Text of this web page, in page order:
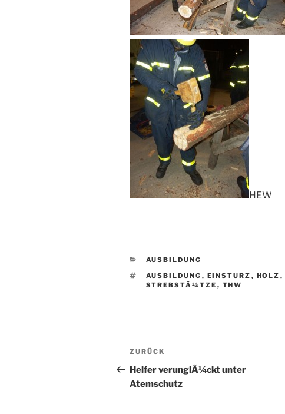
HEW
KATEGORIEN
AUSBILDUNG
SCHLAGWÖRTER
AUSBILDUNG , EINSTURZ , HOLZ ,
STREBSTÃ¼TZE , THW
Beitragsnavigation
Vorheriger
Beitrag
ZURÜCK
Helfer verunglÃ¼ckt unter
Atemschutz